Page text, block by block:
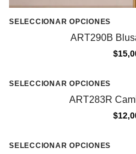
SELECCIONAR OPCIONES
ART290B
$
SELECCIONAR OPCIONES
ART283R
$
SELECCIONAR OPCIONES